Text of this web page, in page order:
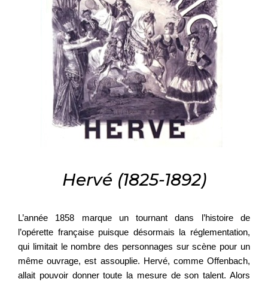
Hervé (1825-1892)
L’année 1858 marque un tournant dans l’histoire de
l’opérette française puisque désormais la réglementation,
qui limitait le nombre des personnages sur scène pour un
même ouvrage, est assouplie. Hervé, comme Offenbach,
allait pouvoir donner toute la mesure de son talent. Alors